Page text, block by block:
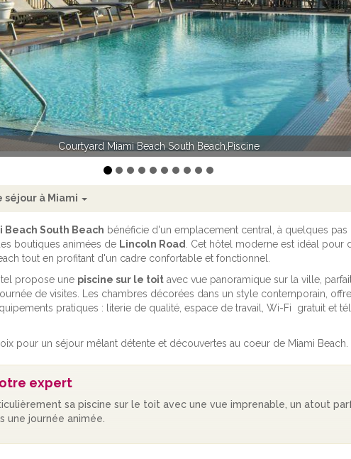
Courtyard Miami Beach South Beach,Piscine
Courtyard Miami Beach South Beach - Chambre standard
séjour à Miami
Beach South Beach bénéficie d'un emplacement central, à quelques
boutiques animées de Lincoln Road. Cet hôtel moderne est idéal pour
tout en profitant d'un cadre confortable et fonctionnel.
propose une piscine sur le toit avec vue panoramique sur la ville,
de visites. Les chambres décorées dans un style contemporain,
pratiques : literie de qualité, espace de travail, Wi-Fi gratuit et
pour un séjour mêlant détente et découvertes au coeur de Miami Beach.
expert
sa piscine sur le toit avec une vue imprenable, un atout
une journée animée.